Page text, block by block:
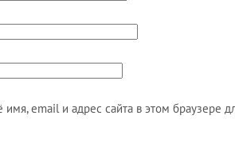
имя, email и адрес сайта в этом браузере